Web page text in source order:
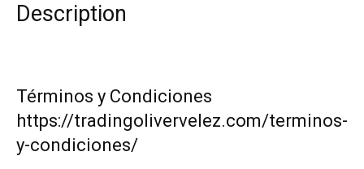
Description
Términos y Condiciones
https://tradingolivervelez.com/terminos-
y-condiciones/